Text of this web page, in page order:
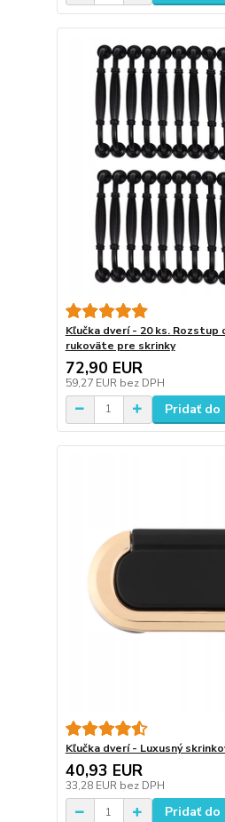
Kľučka dverí - 20 ks. Rozstup
rukoväte pre skrinky
72,90 EUR
59,27 EUR bez DPH
Pridať do
Kľučka dverí - Luxusný
40,93 EUR
33,28 EUR bez DPH
Pridať do